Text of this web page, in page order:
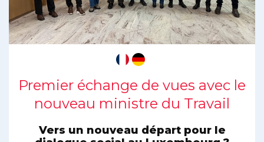
Premier échange de vues avec le
nouveau ministre du Travail
Vers un nouveau départ pour le